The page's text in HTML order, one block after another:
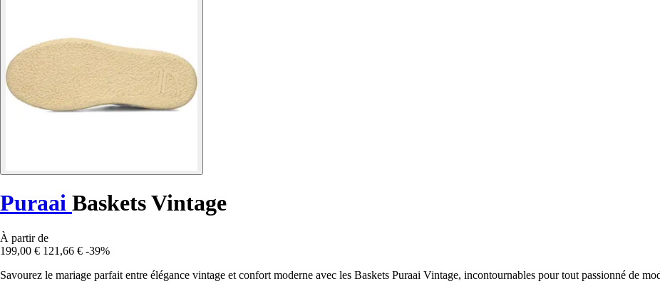
Puraai Baskets Vintage
À partir de
199,00 € 121,66 € -39%
Savourez le mariage parfait entre élégance vintage et confort moderne avec les Baskets Puraai Vintage, incontournables pour tout passionné de